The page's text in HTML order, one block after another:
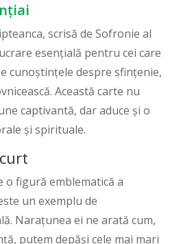
scrisă de Sofronie al
esențială pentru cei care
cunoștințele despre sfințenie,
Această carte nu
captivantă, dar aduce și o
și spirituale.
o figură emblematică a
un exemplu de
Narațunea ei ne arată cum,
putem depăși cele mai mari